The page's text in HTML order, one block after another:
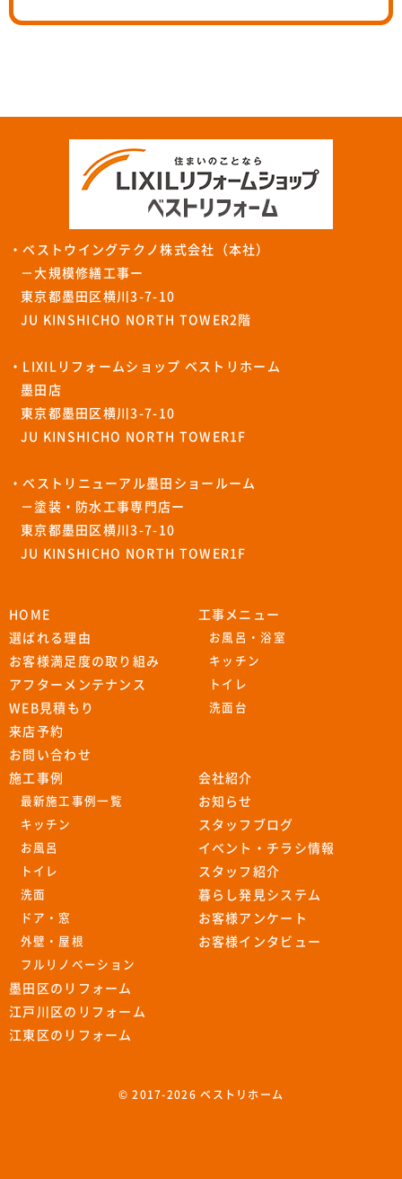
・ベストウイングテクノ株式会社（本社）
－大規模修繕工事ー
東京都墨田区横川3-7-10
JU KINSHICHO NORTH TOWER2階
・LIXILリフォームショップ ベストリホーム
墨田店
東京都墨田区横川3-7-10
JU KINSHICHO NORTH TOWER1F
・ベストリニューアル墨田ショールーム
－塗装・防水工事専門店ー
東京都墨田区横川3-7-10
JU KINSHICHO NORTH TOWER1F
HOME
選ばれる理由
お客様満足度の取り組み
アフターメンテナンス
WEB見積もり
来店予約
お問い合わせ
工事メニュー
お風呂・浴室
キッチン
トイレ
洗面台
施工事例
最新施工事例一覧
キッチン
お風呂
トイレ
洗面
ドア・窓
外壁・屋根
フルリノベーション
会社紹介
お知らせ
スタッフブログ
イベント・チラシ情報
スタッフ紹介
暮らし発見システム
お客様アンケート
お客様インタビュー
墨田区のリフォーム
江戸川区のリフォーム
江東区のリフォーム
© 2017-2026 ベストリホーム